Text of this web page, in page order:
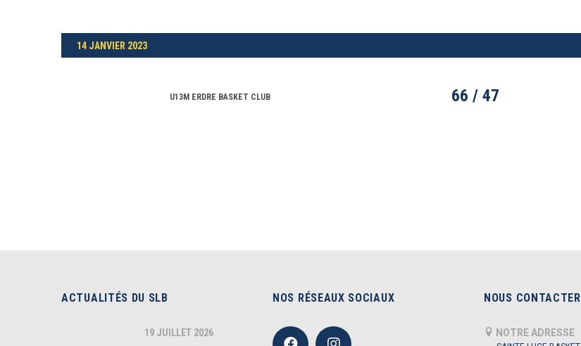
14 JANVIER 2023
U13M ERDRE BASKET CLUB 66 / 47
ACTUALITÉS DU SLB
19 JUILLET 2026
NOS RÉSEAUX SOCIAUX NOUS CONTACTER
NOTRE ADRESSE